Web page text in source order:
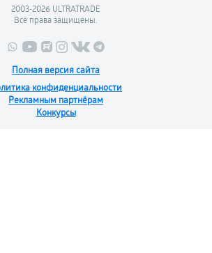
2003-2026 ULTRATRADE
Все права защищены.
Полная версия сайта
конфиденциальности
Рекламным партнёрам
Конкурсы